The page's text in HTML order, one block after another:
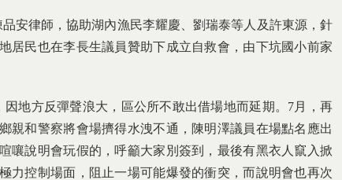
安律師，協助湖內漁民李耀慶、劉瑞泰等人及許東源，針
居民也在李長生議員贊助下成立自救會，由下坑國小前家
地方反彈聲浪大，區公所不敢出借場地而延期。7月，再
親和警察將會場擠得水洩不通，陳明澤議員在場點名應出
嚷說明會玩假的，呼籲大家別簽到，最後有黑衣人竄入掀
力控制場面，阻止一場可能爆發的衝突，而說明會也再次